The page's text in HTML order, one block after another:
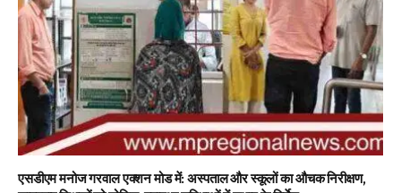
एसडीएम मनोज गरवाल एक्शन मोड में: अस्पताल और स्कूलों का औचक निरीक्षण,